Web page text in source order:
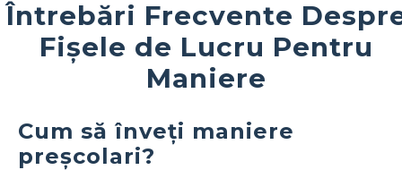
Întrebări Frecvente
Fișele de Lucru Pentru
Maniere
Cum să înveți maniere
preșcolari?